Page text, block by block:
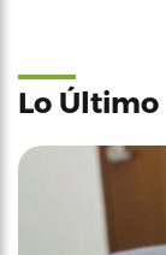
Lo Último